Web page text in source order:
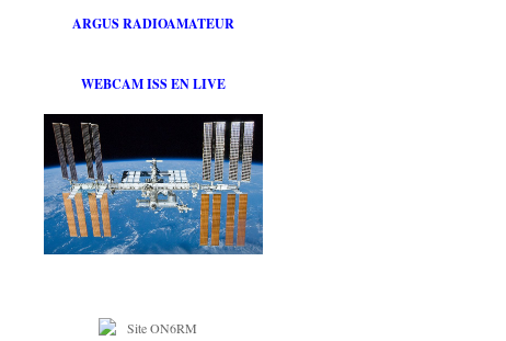
ARGUS RADIOAMATEUR
WEBCAM ISS EN LIVE